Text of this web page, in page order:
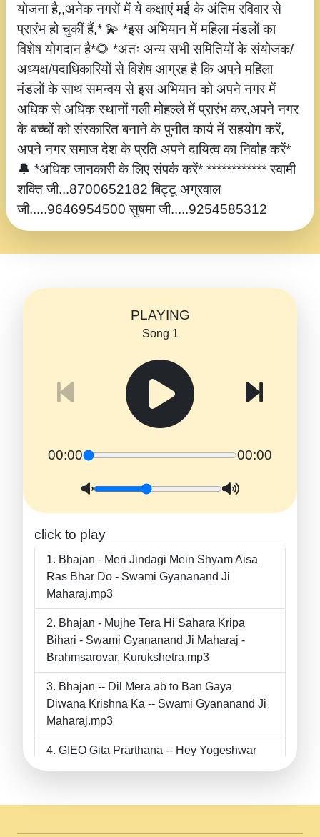
योजना है,,अनेक नगरों में ये कक्षाएं मई के अंतिम रविवार से
प्रारंभ हो चुकीं हैं,* 💫 *इस अभियान में महिला मंडलों का
विशेष योगदान है*🌻 *अतः अन्य सभी समितियों के संयोजक/
अध्यक्ष/पदाधिकारियों से विशेष आग्रह है कि अपने महिला
मंडलों के साथ समन्वय से इस अभियान को अपने नगर में
अधिक से अधिक स्थानों गली मोहल्ले में प्रारंभ कर,अपने नगर
के बच्चों को संस्कारित बनाने के पुनीत कार्य में सहयोग करें,
अपने नगर समाज देश के प्रति अपने दायित्व का निर्वाह करें*
🔔 *अधिक जानकारी के लिए संपर्क करें* ************ स्वामी
शक्ति जी...8700652182 बिट्टू अग्रवाल
जी.....9646954500 सुषमा जी.....9254585312
PLAYING
Song 1
00:00 00:00
click to play
Bhajan - Meri Jindagi Mein Shyam Aisa
Ras Bhar Do - Swami Gyananand Ji
Maharaj.mp3
Bhajan - Mujhe Tera Hi Sahara Kripa
Bihari - Swami Gyananand Ji Maharaj -
Brahmsarovar, Kurukshetra.mp3
Bhajan -- Dil Mera ab to Ban Gaya
Diwana Krishna Ka -- Swami Gyananand Ji
Maharaj.mp3
GIEO Gita Prarthana -- Hey Yogeshwar
II Swami Gyananand Ji Maharaj.mp3